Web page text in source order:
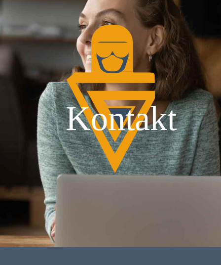
Kontakt